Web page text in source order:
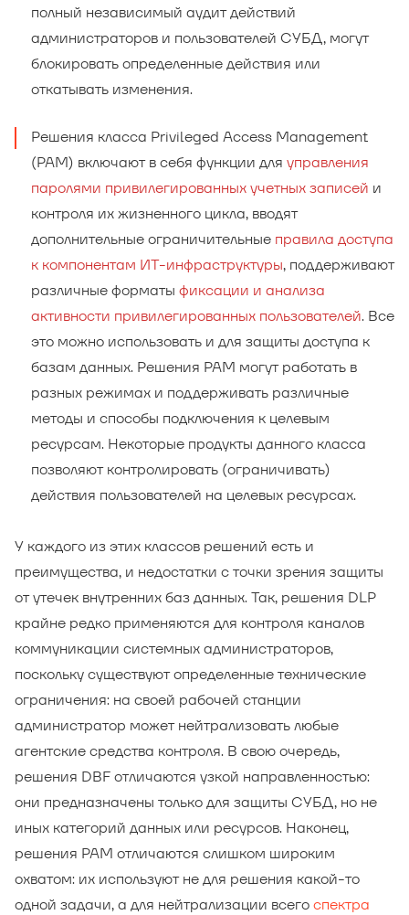
полный независимый аудит действий
администраторов и пользователей СУБД, могут
блокировать определенные действия или
откатывать изменения.
Решения класса Privileged Access Management
(PAM) включают в себя функции для управления
паролями привилегированных учетных записей и
контроля их жизненного цикла, вводят
дополнительные ограничительные правила доступа
к компонентам ИТ-инфраструктуры, поддерживают
различные форматы фиксации и анализа
активности привилегированных пользователей. Все
это можно использовать и для защиты доступа к
базам данных. Решения PAM могут работать в
разных режимах и поддерживать различные
методы и способы подключения к целевым
ресурсам. Некоторые продукты данного класса
позволяют контролировать (ограничивать)
действия пользователей на целевых ресурсах.
У каждого из этих классов решений есть и
преимущества, и недостатки с точки зрения защиты
от утечек внутренних баз данных. Так, решения DLP
крайне редко применяются для контроля каналов
коммуникации системных администраторов,
поскольку существуют определенные технические
ограничения: на своей рабочей станции
администратор может нейтрализовать любые
агентские средства контроля. В свою очередь,
решения DBF отличаются узкой направленностью:
они предназначены только для защиты СУБД, но не
иных категорий данных или ресурсов. Наконец,
решения PAM отличаются слишком широким
охватом: их используют не для решения какой-то
одной задачи, а для нейтрализации всегоспектра